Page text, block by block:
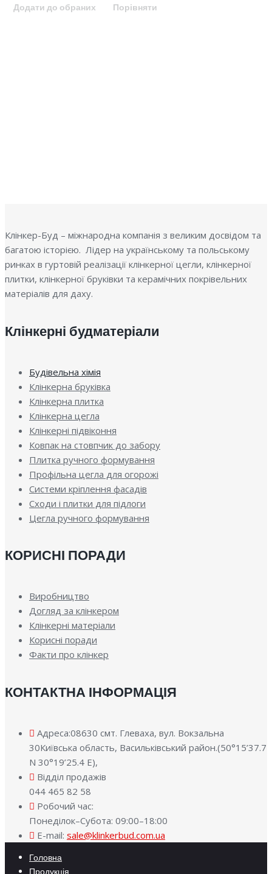
Додати до обраних
Порівняти
Клінкер-Буд – міжнародна компанія з великим досвідом та
багатою історією. Лідер на українському та польському
ринках в гуртовій реалізації клінкерної цегли, клінкерної
плитки, клінкерної бруківки та керамічних покрівельних
матеріалів для даху.
Клінкерні будматеріали
Будівельна хімія
Клінкерна бруківка
Клінкерна плитка
Клінкерна цегла
Клінкерні підвіконня
Ковпак на стовпчик до забору
Плитка ручного формування
Профільна цегла для огорожі
Системи кріплення фасадів
Сходи і плитки для підлоги
Цегла ручного формування
КОРИСНІ ПОРАДИ
Виробництво
Догляд за клінкером
Клінкерні матеріали
Корисні поради
Факти про клінкер
КОНТАКТНА ІНФОРМАЦІЯ
Адреса:08630 смт. Глеваха, вул. Вокзальна
30Київська область, Васильківський район.(50°15’37.7
N 30°19’25.4 E),
Відділ продажів
044 465 82 58
Робочий час:
Понеділок–Субота: 09:00–18:00
E-mail: sale@klinkerbud.com.ua
Головна